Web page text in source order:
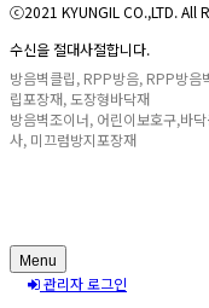
ⓒ2021 KYUNGIL CO.,LTD. All
수신을 절대사절합니다.
방음벽클립, RPP방음, RPP방
립포장재, 도장형바닥재
방음벽조이너, 어린이보호구,바
사, 미끄럼방지포장재
Menu
관리자 로그인